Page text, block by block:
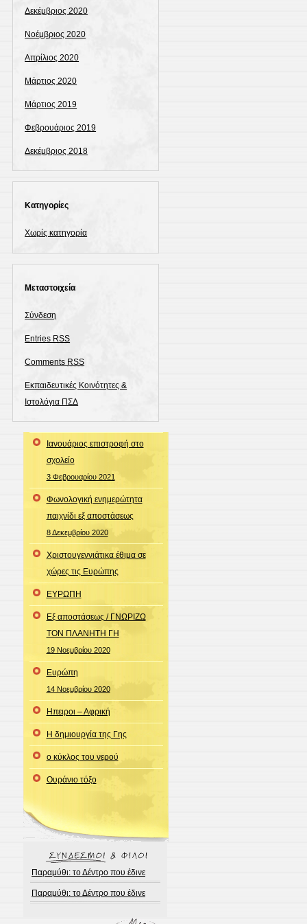
Δεκέμβριος 2020
Νοέμβριος 2020
Απρίλιος 2020
Μάρτιος 2020
Μάρτιος 2019
Φεβρουάριος 2019
Δεκέμβριος 2018
Kατηγορίες
Χωρίς κατηγορία
Μεταστοιχεία
Σύνδεση
Entries RSS
Comments RSS
Εκπαιδευτικές Κοινότητες &
Ιστολόγια ΠΣΔ
Ιανουάριος επιστροφή στο
σχολείο
3 Φεβρουαρίου 2021
Φωνολογική ενημερώτητα
παιχνίδι εξ αποστάσεως
8 Δεκεμβρίου 2020
Χριστουγεννιάτικα έθιμα σε
χώρες τις Ευρώπης
ΕΥΡΩΠΗ
Εξ αποστάσεως / ΓΝΩΡΙΖΩ
ΤΟΝ ΠΛΑΝΗΤΗ ΓΗ
19 Νοεμβρίου 2020
Ευρώπη
14 Νοεμβρίου 2020
Ηπειροι – Αφρική
Η δημιουργία της Γης
ο κύκλος του νερού
Ουράνιο τόξο
Παραμύθι: το Δέντρο που έδινε
Παραμύθι: το Δέντρο που έδινε